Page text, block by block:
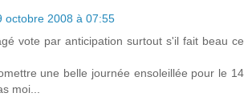
octobre 2008 à 07:55
vote par anticipation surtout s'il fait beau ce
une belle journée ensoleillée pour le 14
moi...